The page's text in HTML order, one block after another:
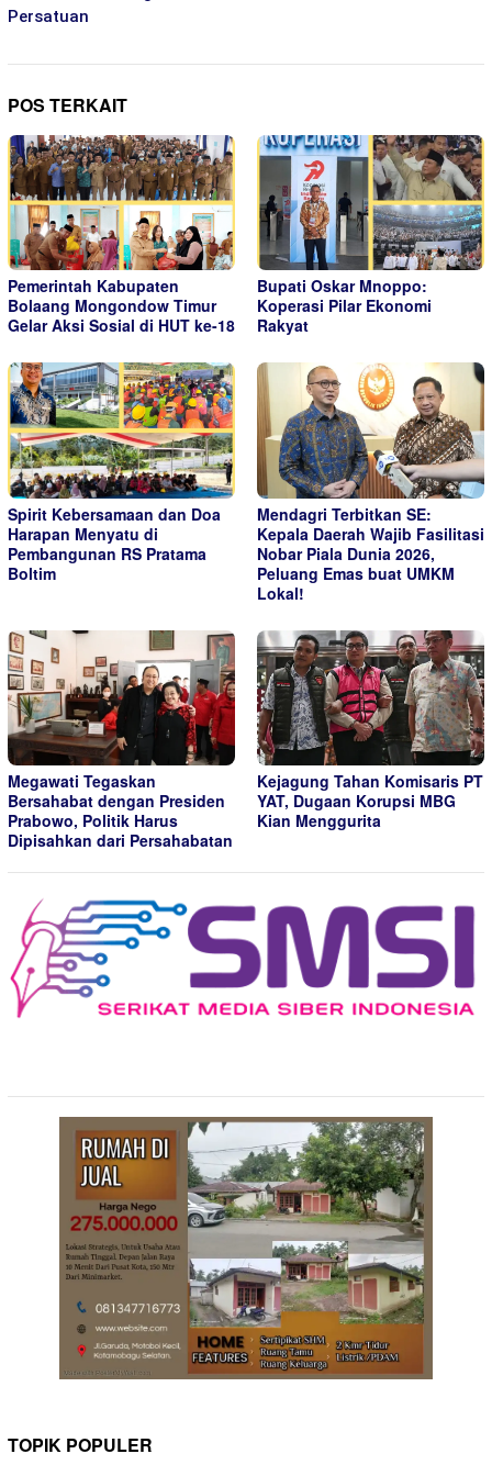
Persatuan
POS TERKAIT
Pemerintah Kabupaten
Bolaang Mongondow Timur
Gelar Aksi Sosial di HUT ke-18
Bupati Oskar Mnoppo:
Koperasi Pilar Ekonomi
Rakyat
Spirit Kebersamaan dan Doa
Harapan Menyatu di
Pembangunan RS Pratama
Boltim
Mendagri Terbitkan SE:
Kepala Daerah Wajib Fasilitasi
Nobar Piala Dunia 2026,
Peluang Emas buat UMKM
Lokal!
Megawati Tegaskan
Bersahabat dengan Presiden
Prabowo, Politik Harus
Dipisahkan dari Persahabatan
Kejagung Tahan Komisaris PT
YAT, Dugaan Korupsi MBG
Kian Menggurita
TOPIK POPULER